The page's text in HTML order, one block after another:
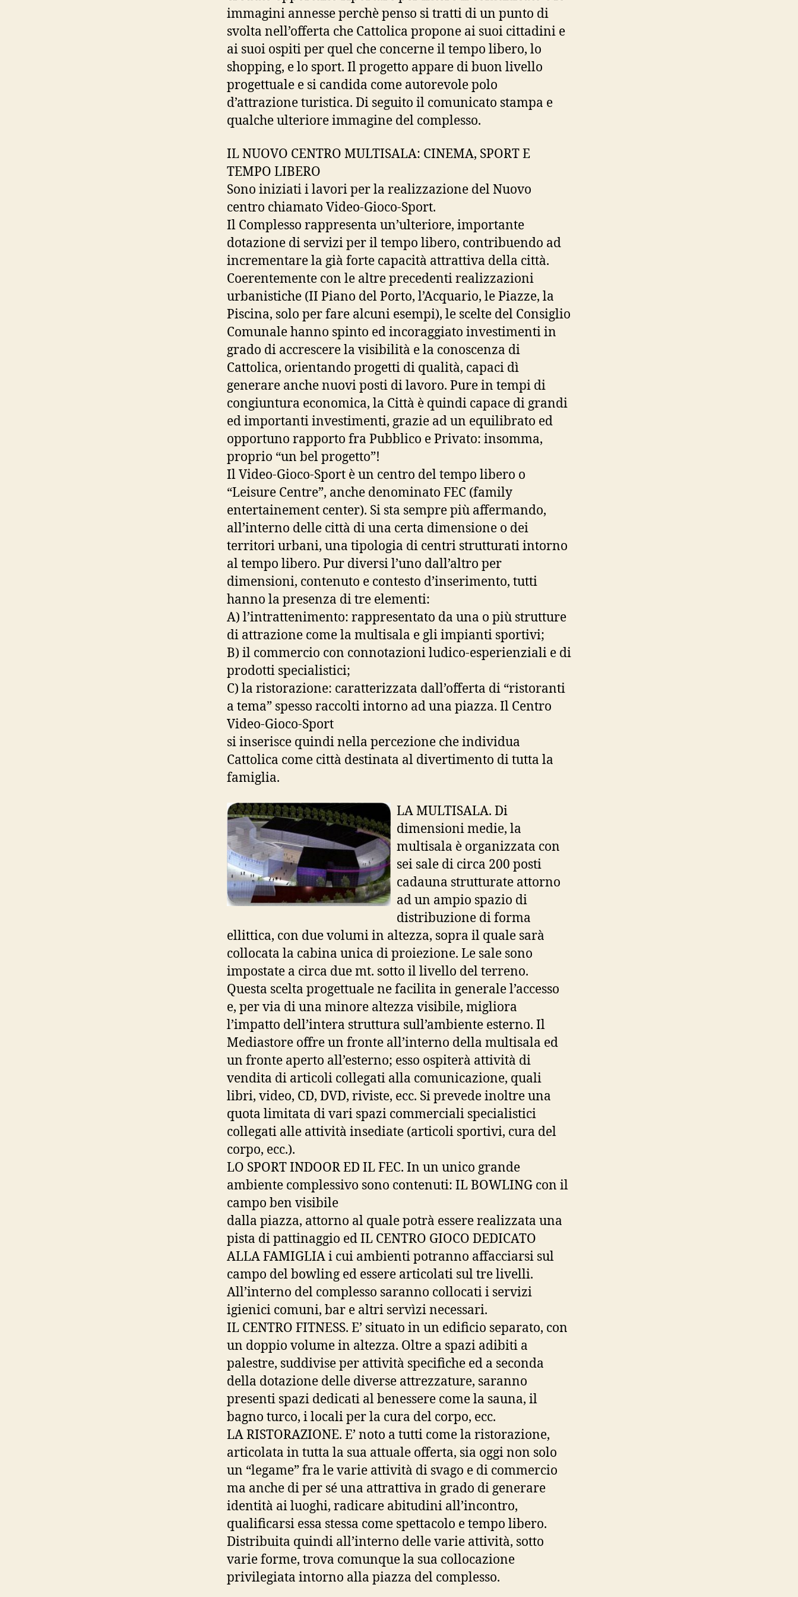
immagini annesse perchè penso si tratti di un punto di
svolta nell’offerta che Cattolica propone ai suoi cittadini e
ai suoi ospiti per quel che concerne il tempo libero, lo
shopping, e lo sport. Il progetto appare di buon livello
progettuale e si candida come autorevole polo
d’attrazione turistica. Di seguito il comunicato stampa e
qualche ulteriore immagine del complesso.
IL NUOVO CENTRO MULTISALA: CINEMA, SPORT E
TEMPO LIBERO
Sono iniziati i lavori per la realizzazione del Nuovo
centro chiamato Video-Gioco-Sport.
Il Complesso rappresenta un’ulteriore, importante
dotazione di servizi per il tempo libero, contribuendo ad
incrementare la già forte capacità attrattiva della città.
Coerentemente con le altre precedenti realizzazioni
urbanistiche (II Piano del Porto, l’Acquario, le Piazze, la
Piscina, solo per fare alcuni esempi), le scelte del Consiglio
Comunale hanno spinto ed incoraggiato investimenti in
grado di accrescere la visibilità e la conoscenza di
Cattolica, orientando progetti di qualità, capaci dì
generare anche nuovi posti di lavoro. Pure in tempi di
congiuntura economica, la Città è quindi capace di grandi
ed importanti investimenti, grazie ad un equilibrato ed
opportuno rapporto fra Pubblico e Privato: insomma,
proprio “un bel progetto”!
Il Video-Gioco-Sport è un centro del tempo libero o
“Leisure Centre”, anche denominato FEC (family
entertainement center). Si sta sempre più affermando,
all’interno delle città di una certa dimensione o dei
territori urbani, una tipologia di centri strutturati intorno
al tempo libero. Pur diversi l’uno dall’altro per
dimensioni, contenuto e contesto d’inserimento, tutti
hanno la presenza di tre elementi:
A) l’intrattenimento: rappresentato da una o più strutture
di attrazione come la multisala e gli impianti sportivi;
B) il commercio con connotazioni ludico-esperienziali e di
prodotti specialistici;
C) la ristorazione: caratterizzata dall’offerta di “ristoranti
a tema” spesso raccolti intorno ad una piazza. Il Centro
Video-Gioco-Sport
si inserisce quindi nella percezione che individua
Cattolica come città destinata al divertimento di tutta la
famiglia.
LA MULTISALA. Di
dimensioni medie, la
multisala è organizzata con
sei sale di circa 200 posti
cadauna strutturate attorno
ad un ampio spazio di
distribuzione di forma
ellittica, con due volumi in altezza, sopra il quale sarà
collocata la cabina unica di proiezione. Le sale sono
impostate a circa due mt. sotto il livello del terreno.
Questa scelta progettuale ne facilita in generale l’accesso
e, per via di una minore altezza visibile, migliora
l’impatto dell’intera struttura sull’ambiente esterno. Il
Mediastore offre un fronte all’interno della multisala ed
un fronte aperto all’esterno; esso ospiterà attività di
vendita di articoli collegati alla comunicazione, quali
libri, video, CD, DVD, riviste, ecc. Si prevede inoltre una
quota limitata di vari spazi commerciali specialistici
collegati alle attività insediate (articoli sportivi, cura del
corpo, ecc.).
LO SPORT INDOOR ED IL FEC. In un unico grande
ambiente complessivo sono contenuti: IL BOWLING con il
campo ben visibile
dalla piazza, attorno al quale potrà essere realizzata una
pista di pattinaggio ed IL CENTRO GIOCO DEDICATO
ALLA FAMIGLIA i cui ambienti potranno affacciarsi sul
campo del bowling ed essere articolati sul tre livelli.
All’interno del complesso saranno collocati i servizi
igienici comuni, bar e altri servìzi necessari.
IL CENTRO FITNESS. E’ situato in un edificio separato, con
un doppio volume in altezza. Oltre a spazi adibiti a
palestre, suddivise per attività specifiche ed a seconda
della dotazione delle diverse attrezzature, saranno
presenti spazi dedicati al benessere come la sauna, il
bagno turco, i locali per la cura del corpo, ecc.
LA RISTORAZIONE. E’ noto a tutti come la ristorazione,
articolata in tutta la sua attuale offerta, sia oggi non solo
un “legame” fra le varie attività di svago e di commercio
ma anche di per sé una attrattiva in grado di generare
identità ai luoghi, radicare abitudini all’incontro,
qualificarsi essa stessa come spettacolo e tempo libero.
Distribuita quindi all’interno delle varie attività, sotto
varie forme, trova comunque la sua collocazione
privilegiata intorno alla piazza del complesso.